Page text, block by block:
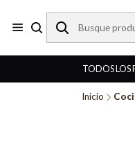
TODOS LOS
Inicio